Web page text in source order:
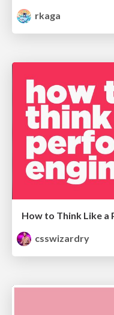
rkaga
How to Think Like a
csswizardry